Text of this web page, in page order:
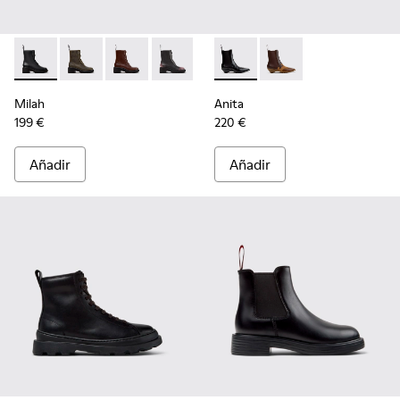
Milah - K400776-001 - Botines negros de piel para mujer.
Milah - K400776-011
Milah - K400776-010
Milah - K400776-008
Milah - K400776-007
Milah - K400776-002
Milah
199 €
Añadir
Anita - K400840-001 -
Anita - K400840-002
Anita
220 €
Añadir